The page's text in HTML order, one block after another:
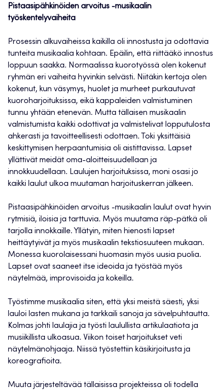
Pistaasipähkinöiden arvoitus -musikaalin
työskentelyvaiheita
Prosessin alkuvaiheissa kaikilla oli innostusta ja odottavia
tunteita musikaalia kohtaan. Epäilin, että riittääkö innostus
loppuun saakka. Normaalissa kuorotyössä olen kokenut
ryhmän eri vaiheita hyvinkin selvästi. Niitäkin kertoja olen
kokenut, kun väsymys, huolet ja murheet purkautuvat
kuoroharjoituksissa, eikä kappaleiden valmistuminen
tunnu yhtään etenevän. Mutta tällaisen musikaalin
valmistumista kaikki odottivat ja valmistelivat lopputulosta
ahkerasti ja tavoitteellisesti odottaen. Toki yksittäisiä
keskittymisen herpaantumisia oli aistittavissa. Lapset
yllättivät meidät oma-aloitteisuudellaan ja
innokkuudellaan. Laulujen harjoituksissa, moni osasi jo
kaikki laulut ulkoa muutaman harjoituskerran jälkeen.
Pistaasipähkinöiden arvoitus -musikaalin laulut ovat hyvin
rytmisiä, iloisia ja tarttuvia. Myös muutama räp-pätkä oli
tarjolla innokkaille. Yllätyin, miten hienosti lapset
heittäytyivät ja myös musikaalin tekstiosuuteen mukaan.
Monessa kuorolaisessani huomasin myös uusia puolia.
Lapset ovat saaneet itse ideoida ja työstää myös
näytelmää, improvisoida ja kokeilla.
Työstimme musikaalia siten, että yksi meistä säesti, yksi
lauloi lasten mukana ja tarkkaili sanoja ja sävelpuhtautta.
Kolmas johti laulajia ja työsti laulullista artikulaatiota ja
musiikillista ulkoasua. Viikon toiset harjoitukset veti
näytelmänohjaaja. Niissä työstettiin käsikirjoitusta ja
koreografioita.
Muuta järjesteltävää tällaisissa projekteissa oli todella